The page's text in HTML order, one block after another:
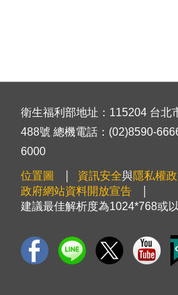
衛生福利部地址：115204 台北
488號 總機電話：(02)8590-
6000
位置圖 資訊安全與隱私權
政府網站資料開放宣告
建議最佳解析度為1024*768或